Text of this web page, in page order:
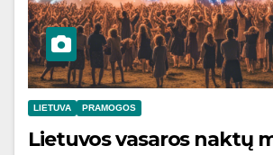
LIETUVA PRAMOGOS
Lietuvos vasaros naktų